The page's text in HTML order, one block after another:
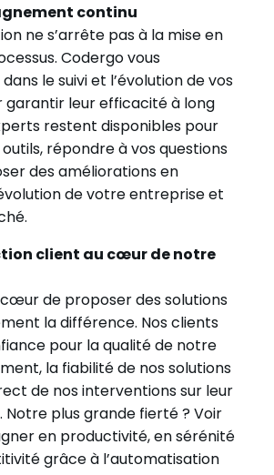
continu
ne s’arrête pas à la mise en
Codergo vous
le suivi et l’évolution de vos
garantir leur efficacité à long
restent disponibles pour
répondre à vos questions
des améliorations en
de votre entreprise et
client au cœur de notre
cœur de proposer des solutions
la différence. Nos clients
pour la qualité de notre
la fiabilité de nos solutions
de nos interventions sur leur
plus grande fierté ? Voir
en productivité, en sérénité
grâce à l’automatisation